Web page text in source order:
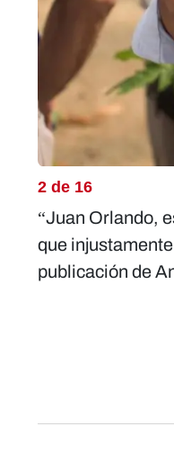
2 de 16
“Juan Orlando,
que
publicación de